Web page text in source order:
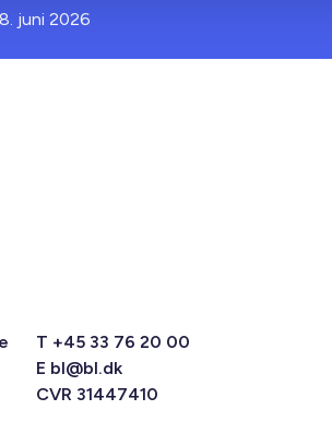
juni 2026
T +45 33 76 20 00
E bl@bl.dk
CVR 31447410